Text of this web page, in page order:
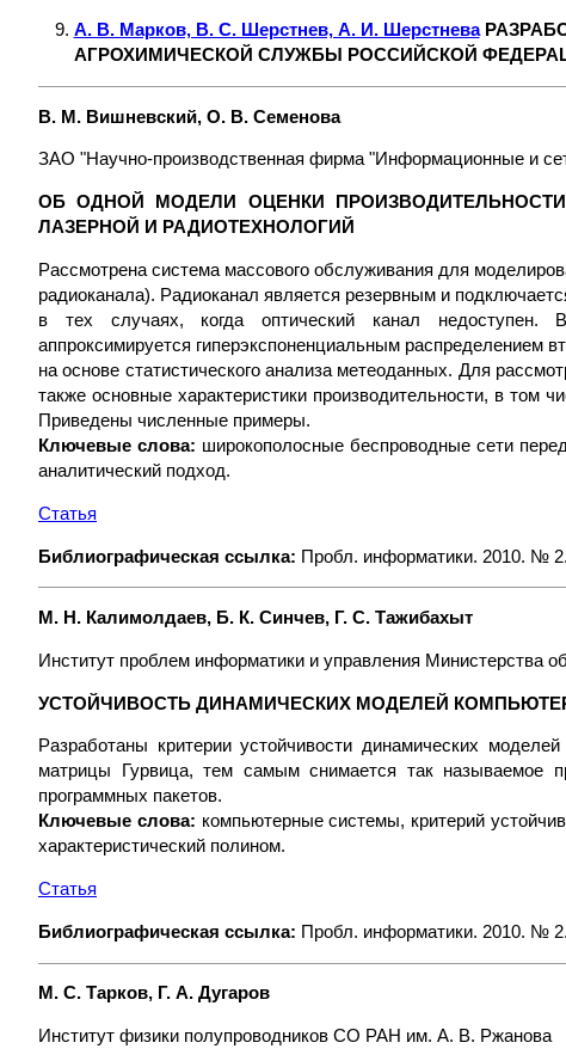
А. В. Марков, В. С. Шерстнев, А. И. Шерстнева
АГРОХИМИЧЕСКОЙ СЛУЖБЫ РОССИЙСКОЙ
В. М. Вишневский, О. В. Семенова
ЗАО "Научно-производственная фирма "Информационные и
ОБ ОДНОЙ МОДЕЛИ ОЦЕНКИ
ЛАЗЕРНОЙ И РАДИОТЕХНОЛОГИЙ
Рассмотрена система массового обслуживания для
радиоканала). Радиоканал является резервным и
в тех случаях, когда оптический канал недоступен.
аппроксимируется гиперэкспоненциальным распределением
на основе статистического анализа метеоданных. Для
также основные характеристики производительности, в том
Приведены численные примеры.
Ключевые слова: широкополосные беспроводные сети
аналитический подход.
Статья
Библиографическая ссылка: Пробл. информатики. 2010. №
М. Н. Калимолдаев, Б. К. Синчев, Г. С. Тажибахыт
Институт проблем информатики и управления Министерства
УСТОЙЧИВОСТЬ ДИНАМИЧЕСКИХ МОДЕЛЕЙ
Разработаны критерии устойчивости динамических
матрицы Гурвица, тем самым снимается так называемое
программных пакетов.
Ключевые слова: компьютерные системы, критерий
характеристический полином.
Статья
Библиографическая ссылка: Пробл. информатики. 2010. №
М. С. Тарков, Г. А. Дугаров
Институт физики полупроводников СО РАН им. А. В. Ржанова